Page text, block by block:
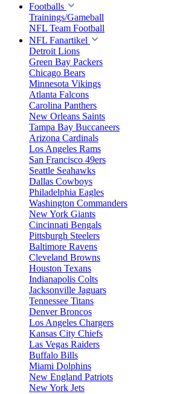
Footballs
Trainings/Gameball
NFL Team Football
NFL Fanartikel
Detroit Lions
Green Bay Packers
Chicago Bears
Minnesota Vikings
Atlanta Falcons
Carolina Panthers
New Orleans Saints
Tampa Bay Buccaneers
Arizona Cardinals
Los Angeles Rams
San Francisco 49ers
Seattle Seahawks
Dallas Cowboys
Philadelphia Eagles
Washington Commanders
New York Giants
Cincinnati Bengals
Pittsburgh Steelers
Baltimore Ravens
Cleveland Browns
Houston Texans
Indianapolis Colts
Jacksonville Jaguars
Tennessee Titans
Denver Broncos
Los Angeles Chargers
Kansas City Chiefs
Las Vegas Raiders
Buffalo Bills
Miami Dolphins
New England Patriots
New York Jets